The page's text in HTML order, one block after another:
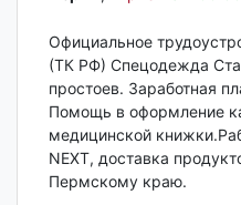
Официальное
(ТК РФ) Спецодежда
простоев. Заработная
Помощь в оформление
медицинской
NEXT, доставка
Пермскому краю.